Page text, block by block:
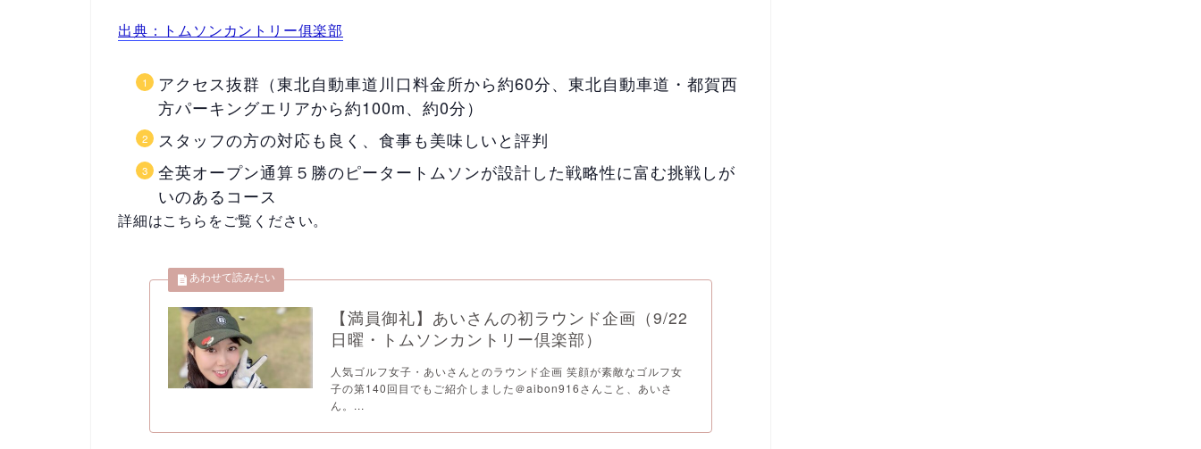
出典：トムソンカントリー俱楽部
アクセス抜群（東北自動車道川口料金所から約60分、東北自動車道・都賀西
方パーキングエリアから約100m、約0分）
スタッフの方の対応も良く、食事も美味しいと評判
全英オープン通算５勝のピータートムソンが設計した戦略性に富む挑戦しが
いのあるコース
詳細はこちらをご覧ください。
【満員御礼】あいさんの初ラウンド企画（9/22
日曜・トムソンカントリー倶楽部）
人気ゴルフ女子・あいさんとのラウンド企画 笑顔が素敵なゴルフ女
子の第140回目でもご紹介しました＠aibon916さんこと、あいさ
ん。...